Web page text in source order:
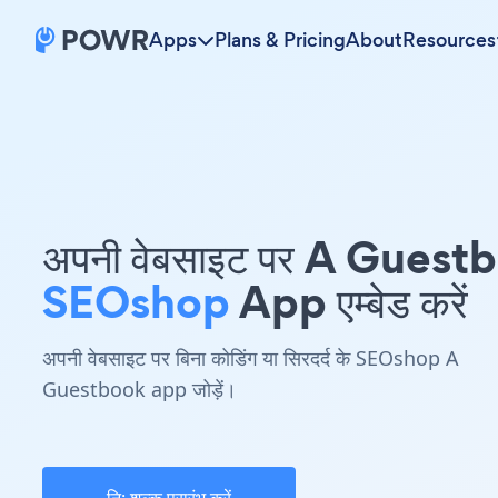
Apps Plans & PricingAboutResources
अपनी वेबसाइट पर A
SEOshopApp एम्बेड करें
अपनी वेबसाइट पर बिना कोडिंग या सिरदर्द के SEOshop A
Guestbook app जोड़ें।